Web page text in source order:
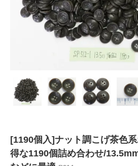
[1190個入]ナット調こげ茶色
得な1190個詰め合わせ/